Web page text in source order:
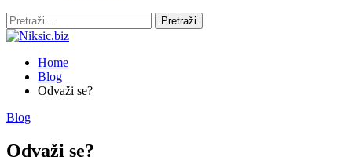
Home
Blog
Odvaži se?
Blog
Odvaži se?